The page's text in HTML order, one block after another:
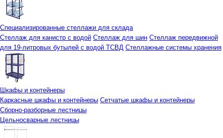
Специализированные стеллажи для склада
Стеллаж для канистр с водой Стеллаж для шин Стеллаж передвижной
для 19-литровых бутылей с водой ТСВД Стеллажные системы хранения
Шкафы и контейнеры
Каркасные шкафы и контейнеры Сетчатые шкафы и контейнеры
Сборно-разборные лестницы
Цельносварные лестницы